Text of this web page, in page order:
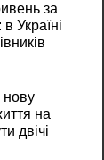
за
Україні
нову
на
двічі